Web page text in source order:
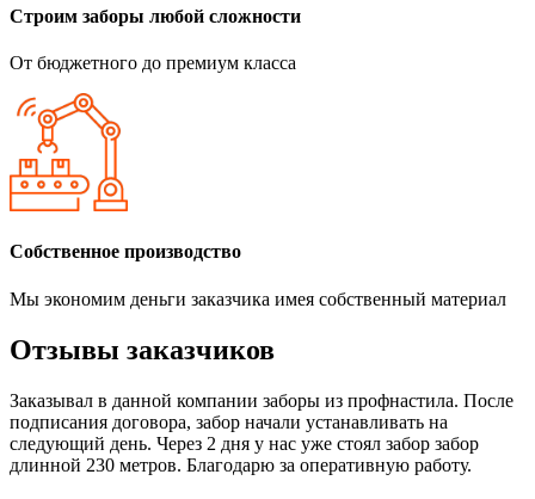
Строим заборы любой сложности
От бюджетного до премиум класса
Собственное производство
Мы экономим деньги заказчика имея собственный материал
Отзывы заказчиков
Заказывал в данной компании заборы из профнастила. После
подписания договора, забор начали устанавливать на
следующий день. Через 2 дня у нас уже стоял забор забор
длинной 230 метров. Благодарю за оперативную работу.